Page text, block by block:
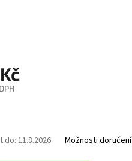
do: 11.8.2026 Možnosti doručení